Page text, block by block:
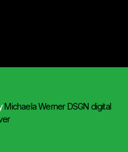
Michaela Werner DSGN digital